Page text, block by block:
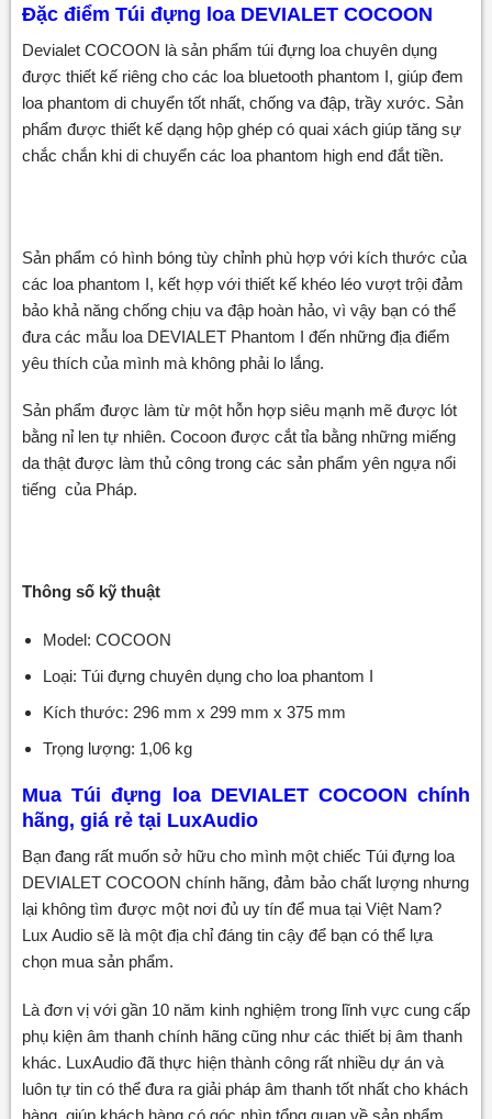
Đặc điểm Túi đựng loa DEVIALET COCOON
Devialet COCOON là sản phẩm túi đựng loa chuyên dụng
được thiết kế riêng cho các loa bluetooth phantom I, giúp đem
loa phantom di chuyển tốt nhất, chống va đập, trầy xước. Sản
phẩm được thiết kế dạng hộp ghép có quai xách giúp tăng sự
chắc chắn khi di chuyển các loa phantom high end đắt tiền.
Sản phẩm có hình bóng tùy chỉnh phù hợp với kích thước của
các loa phantom I, kết hợp với thiết kế khéo léo vượt trội đảm
bảo khả năng chống chịu va đập hoàn hảo, vì vậy bạn có thể
đưa các mẫu loa DEVIALET Phantom I đến những địa điểm
yêu thích của mình mà không phải lo lắng.
Sản phẩm được làm từ một hỗn hợp siêu mạnh mẽ được lót
bằng nỉ len tự nhiên. Cocoon được cắt tỉa bằng những miếng
da thật được làm thủ công trong các sản phẩm yên ngựa nổi
tiếng của Pháp.
Thông số kỹ thuật
Model: COCOON
Loại: Túi đựng chuyên dụng cho loa phantom I
Kích thước: 296 mm x 299 mm x 375 mm
Trọng lượng: 1,06 kg
Mua Túi đựng loa DEVIALET COCOONchính
hãng, giá rẻ tại LuxAudio
Bạn đang rất muốn sở hữu cho mình một chiếc Túi đựng loa
DEVIALET COCOON chính hãng, đảm bảo chất lượng nhưng
lại không tìm được một nơi đủ uy tín để mua tại Việt Nam?
Lux Audio sẽ là một địa chỉ đáng tin cậy để bạn có thể lựa
chọn mua sản phẩm.
Là đơn vị với gần 10 năm kinh nghiệm trong lĩnh vực cung cấp
phụ kiện âm thanh chính hãng cũng như các thiết bị âm thanh
khác. LuxAudio đã thực hiện thành công rất nhiều dự án và
luôn tự tin có thể đưa ra giải pháp âm thanh tốt nhất cho khách
hàng, giúp khách hàng có góc nhìn tổng quan về sản phẩm